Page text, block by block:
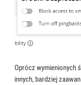
Oprócz wymienionych
innych, bardziej